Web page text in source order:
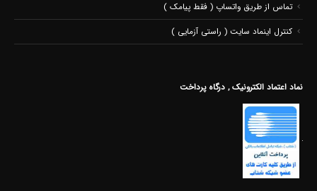
تماس از طریق واتساپ ( فقط پیامک )
کنترل اینماد سایت ( راستی آزمایی )
نماد اعتماد الکترونیک , درگاه پرداخت